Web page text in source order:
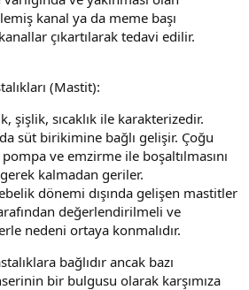
kanal ya da meme başı
çıkartılarak tedavi edilir.
(Mastit):
şişlik, sıcaklık ile karakterizedir.
süt birikimine bağlı gelişir. Çoğu
ve emzirme ile boşaltılmasını
kalmadan geriler.
dönemi dışında gelişen mastitler
değerlendirilmeli ve
nedeni ortaya konmalıdır.
bağlıdır ancak bazı
bir bulgusu olarak karşımıza